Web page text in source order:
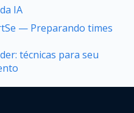
IA
— Preparando times
técnicas para seu